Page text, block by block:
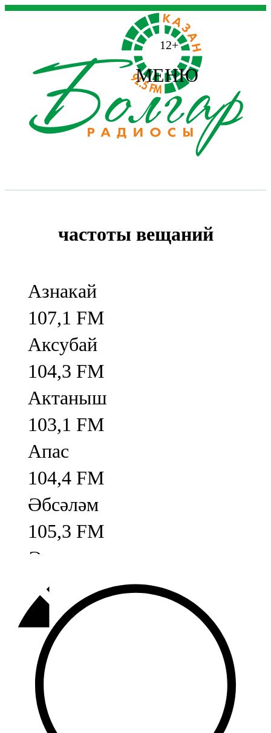
12+
МЕНЮ
частоты вещаний
Азнакай
107,1 FM
Аксубай
104,3 FM
Актаныш
103,1 FM
Апас
104,4 FM
Әбсәләм
105,3 FM
Әлмәт
92,9 FM
Базарлы матак
107,1 FM
Балык бистәсе
104,9 FM
Баулы